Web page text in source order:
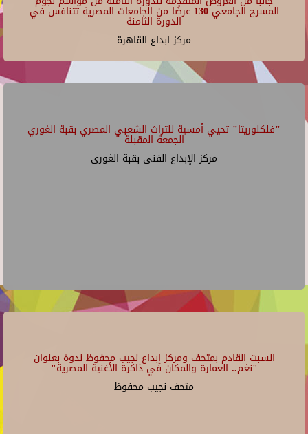
المسرح الجامعي 130 عرضًا من الجامعات المصرية تتنافس في
الدورة الثامنة
مركز ابداع القاهرة
"فلكلوريتا" تحيي أمسية للتراث الشعبي المصري بقبة الغوري
الجمعة المقبلة
مركز الإبداع الفنى بقبة الغورى
السبت القادم بمتحف ومركز إبداع نجيب محفوظ ندوة بعنوان
"نغم.. العمارة والمكان في ذاكرة الأغنية المصرية"
متحف نجيب محفوظ